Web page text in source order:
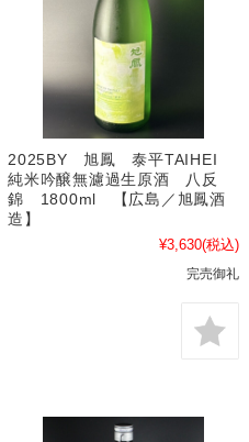
2025BY 旭鳳 泰平TAIHEI
純米吟醸無濾過生原酒 八反
錦 1800ml 【広島／旭鳳酒
造】
¥3,630(税込)
完売御礼